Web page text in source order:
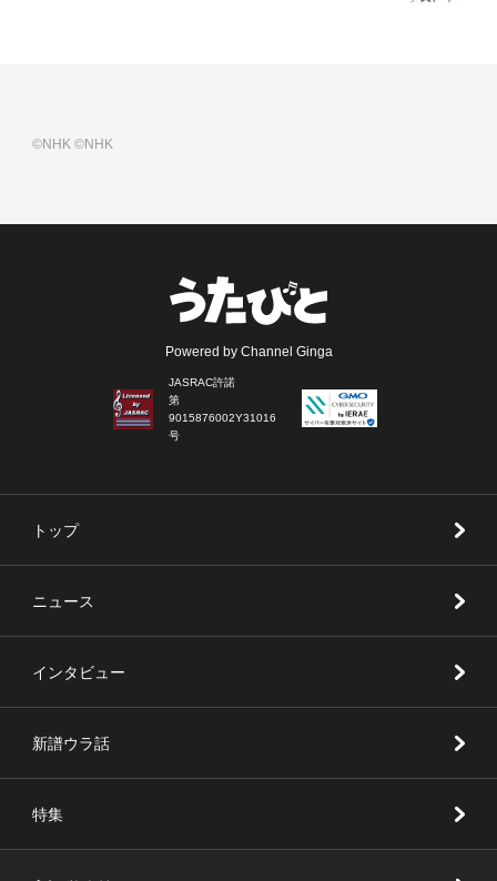
©NHK©NHK
Powered by Channel Ginga
JASRAC許諾
第
9015876002Y31016
号
トップ
ニュース
インタビュー
新譜ウラ話
特集